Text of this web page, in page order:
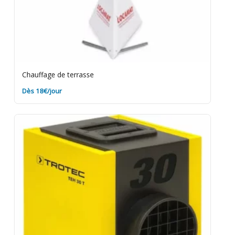
Chauffage de terrasse
Dès 18€/jour